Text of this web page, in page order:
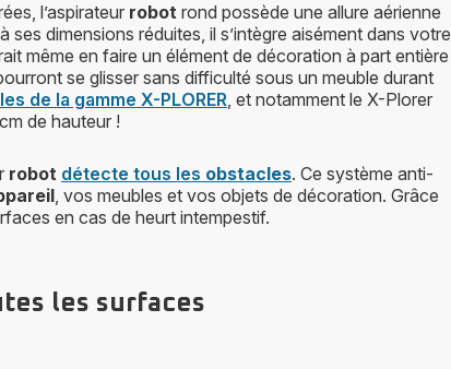
l’aspirateur robot rond possède une allure aérienne
dimensions réduites, il s’intègre aisément dans votre
même en faire un élément de décoration à part entière
se glisser sans difficulté sous un meuble durant
de la gamme X-PLORER, et notamment le X-Plorer
de hauteur !
robot détecte tous les obstacles. Ce système anti-
, vos meubles et vos objets de décoration. Grâce
en cas de heurt intempestif.
les surfaces